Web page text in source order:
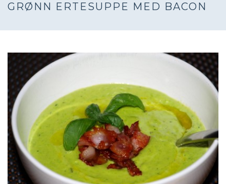
GRØNN ERTESUPPE MED BACON